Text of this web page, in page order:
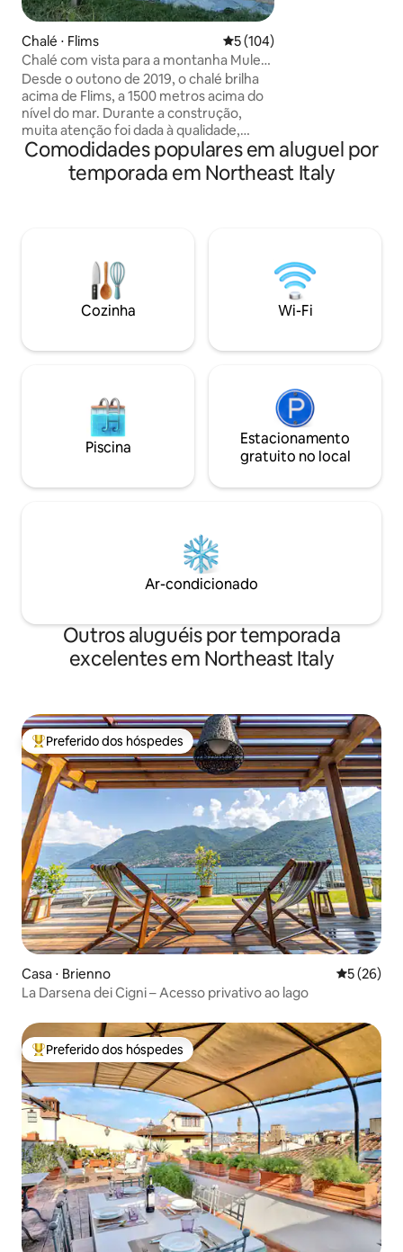
Chalé ⋅ Flims 5 de uma avaliação média de
5 (104)
Chalé com vista para a montanha Muletg
— Flims LAAX
Desde o outono de 2019, o chalé brilha
acima de Flims, a 1500 metros acima do
nível do mar. Durante a construção,
muita atenção foi dada à qualidade,
regionalidade e, acima de tudo,
longevidade, bem como ao amor pelos
detalhes - esses são os ingredientes que
inverno, bem como caminhadas ou
passeios de bicicleta na porta da frente,
longe da agitação e do barulho no verão.
Assim, você pode realmente aproveitar
banheiro com
com cozinha
privativo com
Comodidades populares em aluguel por
temporada em Northeast Italy
Cozinha Wi-Fi
Piscina
Estacionamento
gratuito no local
Ar-condicionado
Outros aluguéis por temporada
excelentes em Northeast Italy
Entre os melhores preferidos dos hóspedes
Preferido dos hóspedes
Casa ⋅ Brienno 5 de uma
5 (26)
La Darsena dei Cigni – Acesso privativo ao lago
Entre os melhores preferidos dos hóspedes
Preferido dos hóspedes